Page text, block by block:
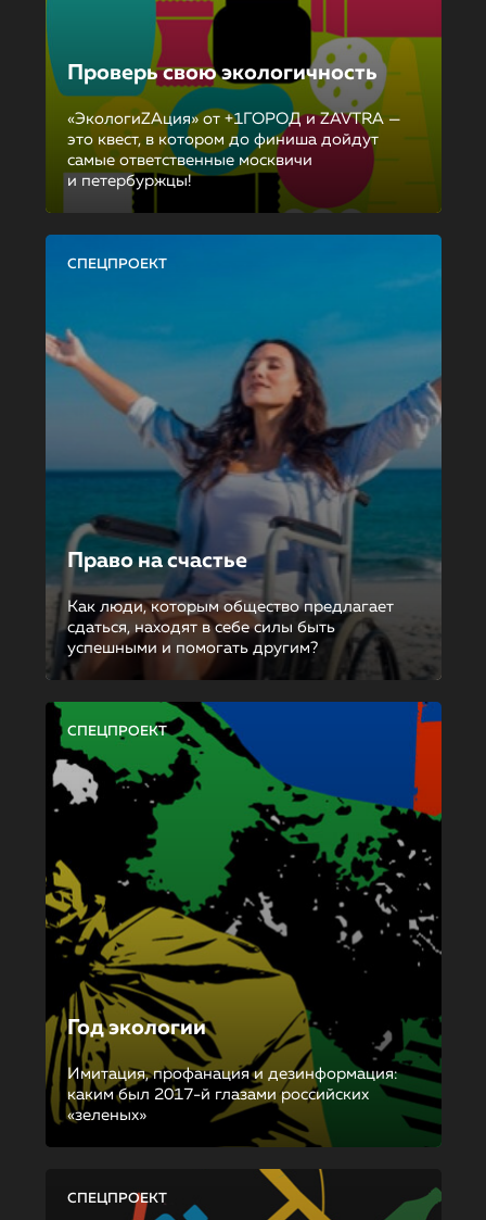
Проверь свою экологичность
«ЭкологиZAция» от +1ГОРОД и ZAVTRA —
это квест, в котором до финиша дойдут
самые ответственные москвичи
и петербуржцы!
СПЕЦПРОЕКТ
Право на счастье
Как люди, которым общество предлагает
сдаться, находят в себе силы быть
успешными и помогать другим?
СПЕЦПРОЕКТ
Год экологии
Имитация, профанация и дезинформация:
каким был 2017-й глазами российских
«зеленых»
СПЕЦПРОЕКТ